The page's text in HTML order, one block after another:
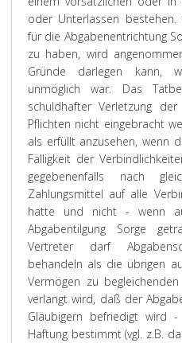
oder Unterlassen bestehen.
für die Abgabenentrichtung
zu haben, wird
Gründe darlegen kann,
unmöglich war. Das
schuldhafter Verletzung
Pflichten nicht eingebracht
als erfüllt anzusehen, wenn
Fälligkeit der
gegebenenfalls nach
Zahlungsmittel auf alle
hatte und nicht - wenn
Abgabentilgung Sorge
Vertreter darf
behandeln als die übrigen
Vermögen zu
verlangt wird, daß der
Gläubigern befriedigt wird
Haftung bestimmt (vgl. z.B.